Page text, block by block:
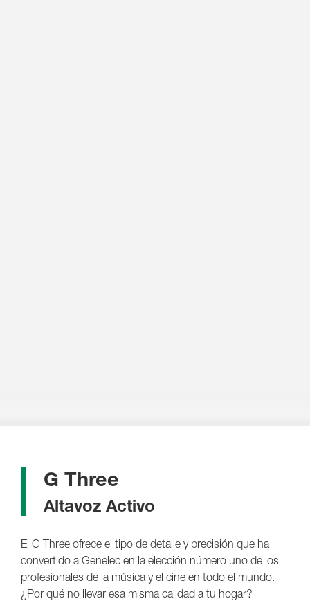
G Three
Altavoz Activo
El G Three ofrece el tipo de detalle y precisión que ha
convertido a Genelec en la elección número uno de los
profesionales de la música y el cine en todo el mundo.
¿Por qué no llevar esa misma calidad a tu hogar?